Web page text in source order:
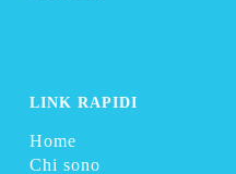
LINK RAPIDI
Home
Chi sono